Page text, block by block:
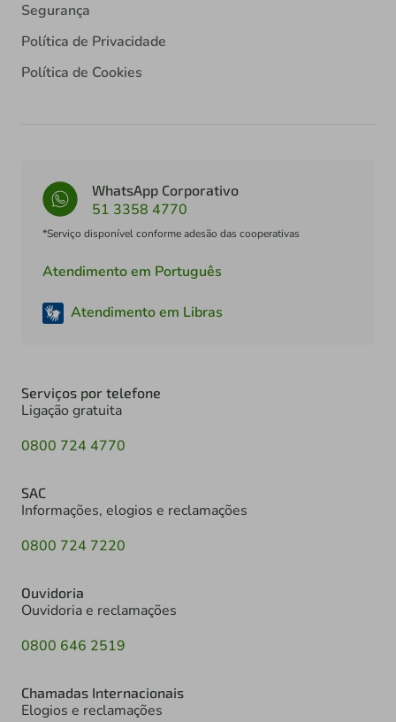
Segurança
Política de Privacidade
Política de Cookies
WhatsApp Corporativo
51 3358 4770
*Serviço disponível conforme adesão das cooperativas
Atendimento em Português
Atendimento em Libras
Serviços por telefone
Ligação gratuita
0800 724 4770
SAC
Informações, elogios e reclamações
0800 724 7220
Ouvidoria
Ouvidoria e reclamações
0800 646 2519
Chamadas Internacionais
Elogios e reclamações